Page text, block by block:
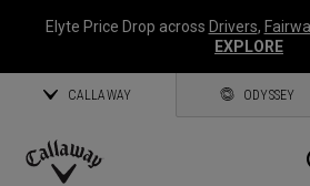
Elyte Price Drop across Drivers,
EXPLORE
CALLAWAY ODYSSEY